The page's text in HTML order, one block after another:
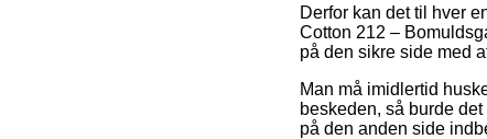
Derfor kan det til hver
Cotton 212 –
på den sikre side med
Man må imidlertid
beskeden, så burde
på den anden side